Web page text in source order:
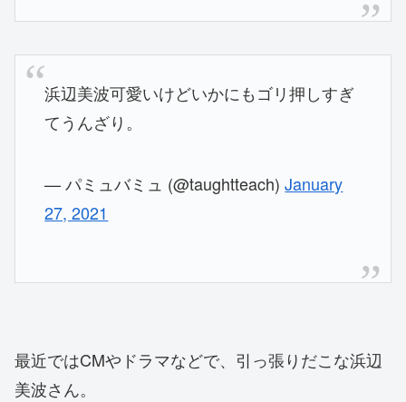
浜辺美波可愛いけどいかにもゴリ押しすぎ
てうんざり。
— パミュバミュ (@taughtteach)January
27, 2021
最近ではCMやドラマなどで、引っ張りだこな浜辺
美波さん。